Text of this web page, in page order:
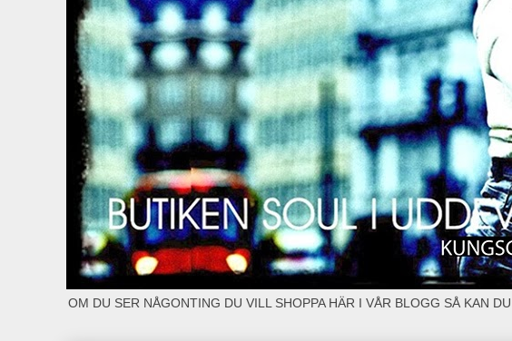
OM DU SER NÅGONTING DU VILL SHOPPA HÄR I VÅR BLOGG SÅ KAN